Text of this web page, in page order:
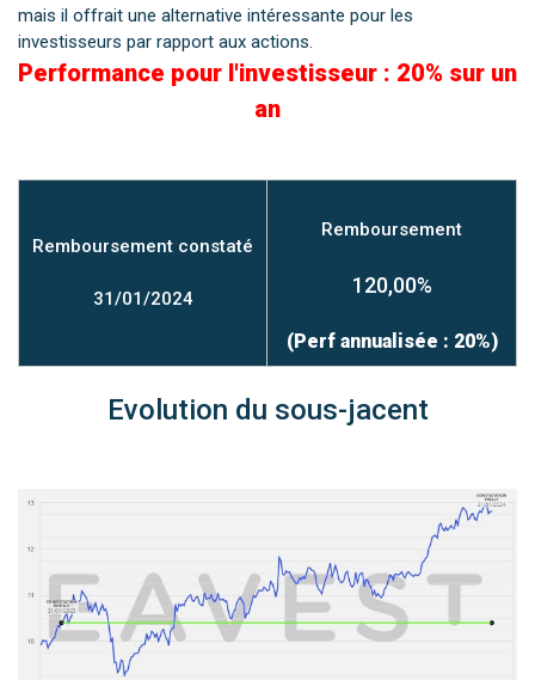
mais il offrait une alternative intéressante pour les
investisseurs par rapport aux actions.
Performance pour l'investisseur : 20% sur un
an
Remboursement constaté
31/01/2024
Remboursement
120,00%
(Perf annualisée : 20%)
Evolution du sous-jacent